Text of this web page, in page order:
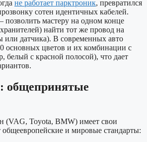
не работает парктроник, превратился
сотен идентичных кабелей.
позволить мастеру на одном конце
найти тот же провод на
или датчика). В современных авто
основных цветов и их комбинации с
белый с красной полосой), что дает
общепринятые
(VAG, Toyota, BMW) имеет свои
и мировые стандарты: